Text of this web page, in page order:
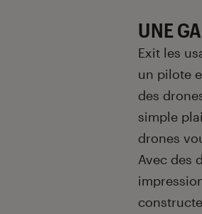
UNE
Exit les
un pilote
des
simple
drones
Avec des